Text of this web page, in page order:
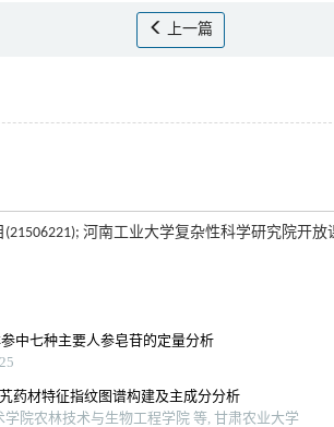
上一篇
河南工业大学复杂性科学研究院开放课